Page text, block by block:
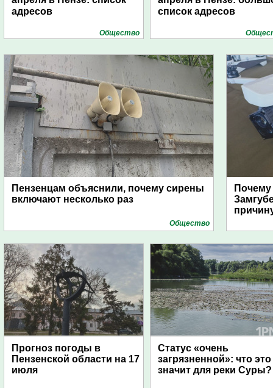
адресов
Общество
список адресов
Пензенцам объяснили, почему сирены
включают несколько раз
Общество
Прогноз погоды в
Пензенской области на 17
июля
Статус «очень
загрязненной»: что это
значит для реки Суры?